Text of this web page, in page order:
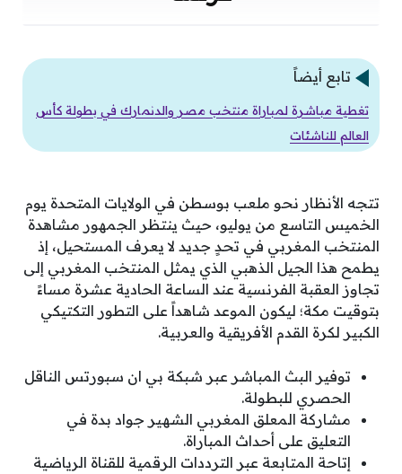
تابع أيضاً
تغطية مباشرة لمباراة منتخب مصر والدنمارك في بطولة كأس
العالم للناشئات
تتجه الأنظار نحو ملعب بوسطن في الولايات المتحدة يوم
الخميس التاسع من يوليو، حيث ينتظر الجمهور مشاهدة
المنتخب المغربي في تحدٍ جديد لا يعرف المستحيل، إذ
يطمح هذا الجيل الذهبي الذي يمثل المنتخب المغربي إلى
تجاوز العقبة الفرنسية عند الساعة الحادية عشرة مساءً
بتوقيت مكة؛ ليكون الموعد شاهداً على التطور التكتيكي
الكبير لكرة القدم الأفريقية والعربية.
توفير البث المباشر عبر شبكة بي ان سبورتس الناقل
الحصري للبطولة.
مشاركة المعلق المغربي الشهير جواد بدة في
التعليق على أحداث المباراة.
إتاحة المتابعة عبر الترددات الرقمية للقناة الرياضية